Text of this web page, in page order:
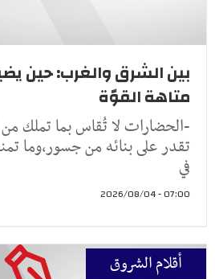
بين الشرق والغرب: حين
متاهة القوّة
-الحضارات لا تُقاس بما تملك من
تقدر على بنائه من جسور،وما
في
07:00 - 2026/08/04
أقلام الشروق